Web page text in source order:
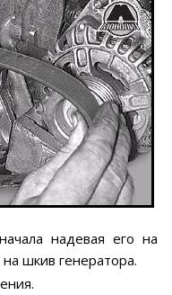
надевая его на
шкив генератора.